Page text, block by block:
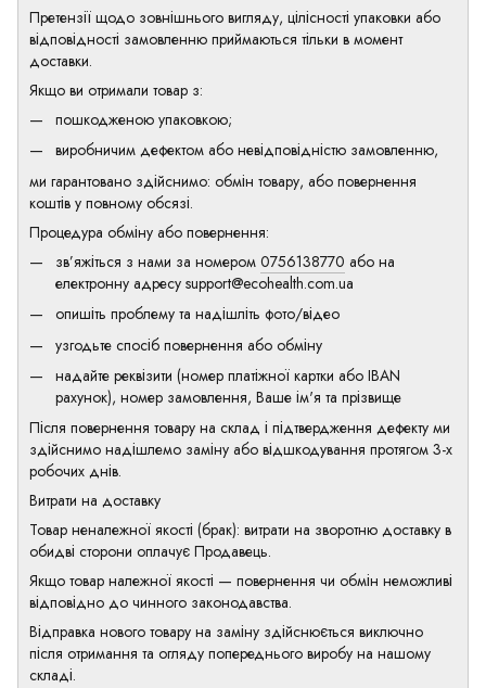
Претензії щодо зовнішнього вигляду, цілісності упаковки або
відповідності замовленню приймаються тільки в момент
доставки.
Якщо ви отримали товар з:
пошкодженою упаковкою;
виробничим дефектом або невідповідністю замовленню,
ми гарантовано здійснимо: обмін товару, або повернення
коштів у повному обсязі.
Процедура обміну або повернення:
зв’яжіться з нами за номером 0756138770 або на
електронну адресу support@ecohealth.com.ua
опишіть проблему та надішліть фото/відео
узгодьте спосіб повернення або обміну
надайте реквізити (номер платіжної картки або IBAN
рахунок), номер замовлення, Ваше ім'я та прізвище
Після повернення товару на склад і підтвердження дефекту ми
здійснимо надішлемо заміну або відшкодування протягом 3-х
робочих днів.
Витрати на доставку
Товар неналежної якості (брак): витрати на зворотню доставку в
обидві сторони оплачує Продавець.
Якщо товар належної якості — повернення чи обмін неможливі
відповідно до чинного законодавства.
Відправка нового товару на заміну здійснюється виключно
після отримання та огляду попереднього виробу на нашому
складі.